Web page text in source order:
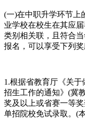
(一)在中职升学环节上
业学校在校生在其应
类别相关联，且符合
报名，可以享受下列奖
1.根据省教育厅《关
招生工作的通知》(冀
奖及以上或省赛一等
单招院校免试录取。(